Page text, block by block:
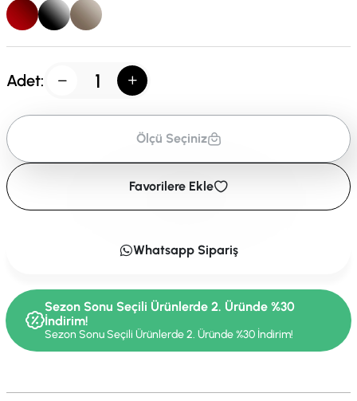
Adet:
Ölçü Seçiniz
Favorilere Ekle
Whatsapp Sipariş
Sezon Sonu Seçili Ürünlerde 2. Üründe %30
İndirim!
Sezon Sonu Seçili Ürünlerde 2. Üründe %30 İndirim!